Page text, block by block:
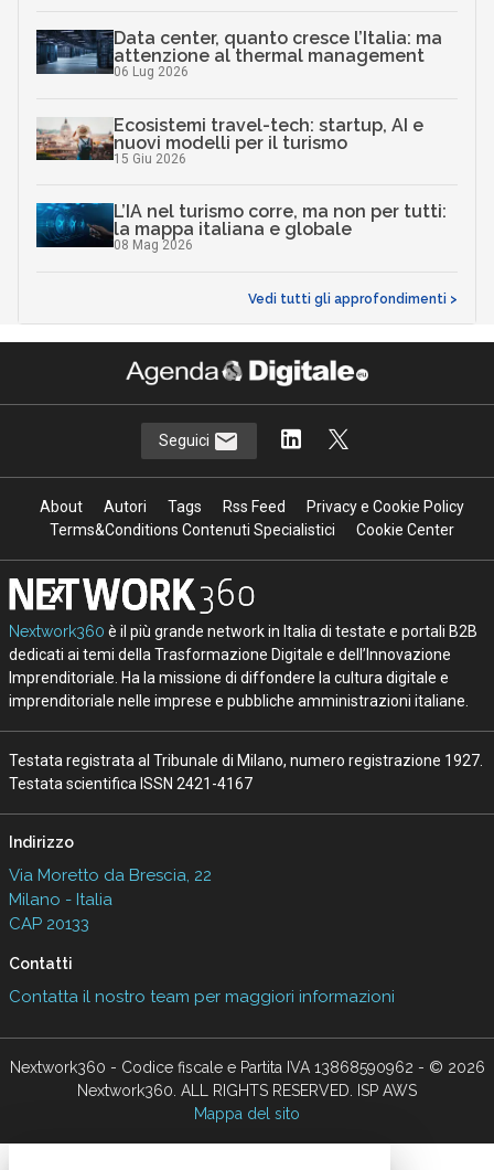
Data center, quanto cresce l’Italia: ma
attenzione al thermal management
06 Lug 2026
Ecosistemi travel-tech: startup, AI e
nuovi modelli per il turismo
15 Giu 2026
L’IA nel turismo corre, ma non per tutti:
la mappa italiana e globale
08 Mag 2026
Vedi tutti gli approfondimenti >
Seguici
About Autori Tags Rss Feed
Privacy e Cookie Policy
Terms&Conditions Contenuti Specialistici
Cookie Center
Nextwork360 è il più grande network in Italia di testate e portali B2B
dedicati ai temi della Trasformazione Digitale e dell’Innovazione
Imprenditoriale. Ha la missione di diffondere la cultura digitale e
imprenditoriale nelle imprese e pubbliche amministrazioni italiane.
Testata registrata al Tribunale di Milano, numero registrazione 1927.
Testata scientifica ISSN 2421-4167
Indirizzo
Via Moretto da Brescia, 22
Milano - Italia
CAP 20133
Contatti
Contatta il nostro team per maggiori informazioni
Nextwork360 - Codice fiscale e Partita IVA 13868590962 - © 2026
Nextwork360. ALL RIGHTS RESERVED. ISP AWS
Mappa del sito